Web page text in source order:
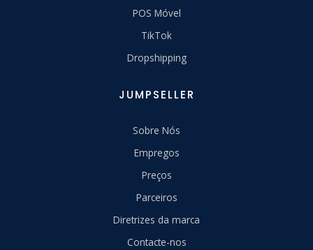
POS Móvel
TikTok
Dropshipping
JUMPSELLER
Sobre Nós
Empregos
Preços
Parceiros
Diretrizes da marca
Contacte-nos